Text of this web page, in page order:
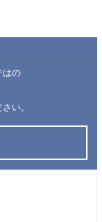
はの
い。